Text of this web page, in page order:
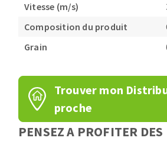
Vitesse (m/s)
Composition du produit
Grain
Trouver mon
proche
PENSEZ A PROFITER DES